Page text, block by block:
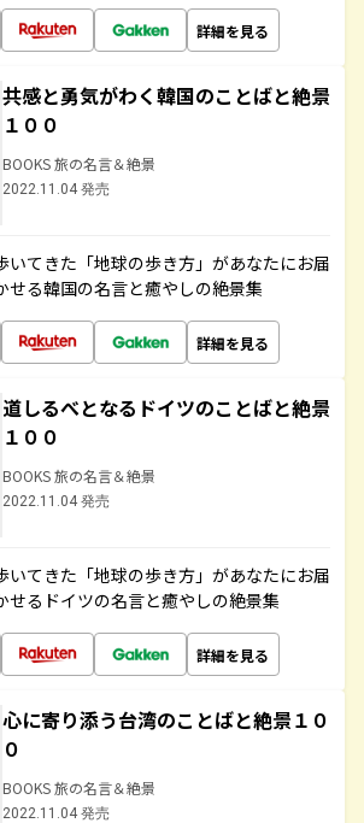
詳細を見る
共感と勇気がわく韓国のことばと絶景
１００
BOOKS 旅の名言＆絶景
2022.11.04 発売
いてきた「地球の歩き方」があなたにお届
せる韓国の名言と癒やしの絶景集
詳細を見る
道しるべとなるドイツのことばと絶景
１００
BOOKS 旅の名言＆絶景
2022.11.04 発売
いてきた「地球の歩き方」があなたにお届
せるドイツの名言と癒やしの絶景集
詳細を見る
心に寄り添う台湾のことばと絶景１０
０
BOOKS 旅の名言＆絶景
2022.11.04 発売